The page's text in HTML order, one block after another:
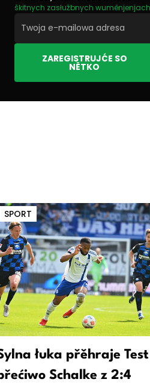
škitnych zasłužbnych wuměnjenjach
ZAREGISTRUJĆE SO
NĚTKO
SPORT
łuka přěhraje Test
Schalke z 2:4